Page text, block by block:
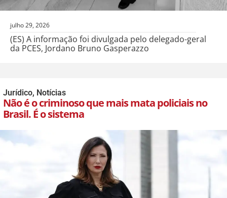
julho 29, 2026
(ES) A informação foi divulgada pelo delegado-geral
da PCES, Jordano Bruno Gasperazzo
Jurídico, Notícias
Não é o criminoso que mais mata policiais no
Brasil. É o sistema